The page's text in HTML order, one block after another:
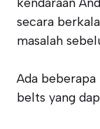
secara
masalah
Ada
belts yang